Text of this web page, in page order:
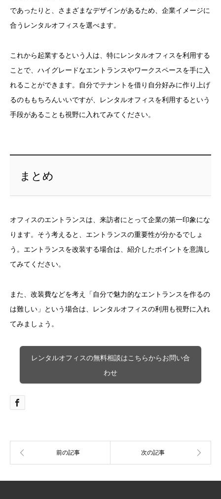
であったりと、さまざまなデザインがあるため、企業イメージに
合うレンタルオフィスを選べます。
これから起業するという人は、特にレンタルオフィスを利用する
ことで、ハイグレードなエントランスやワークスペースを手に入
れることができます。自分でテナントを借り自分好みに作り上げ
るのももちろんいいですが、レンタルオフィスを利用するという
手段があることも視野に入れてみてください。
まとめ
オフィスのエントランスは、来訪者にとって企業の第一印象にな
ります。そう考えると、エントランスの重要性が分かるでしょ
う。エントランスを改装する場合は、紹介したポイントを意識し
てみてください。
また、改装費などを考え「自分で魅力的なエントランスを作るの
は難しい」という場合は、レンタルオフィスの利用も視野に入れ
てみましょう。
レンタルオフィスの無料相談はこちらからお問い合
わせ